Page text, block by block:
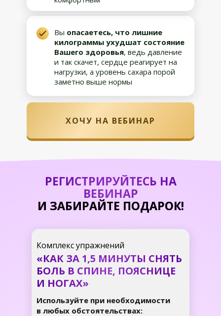
ХОЧУ НА ВЕБИНАР
Вы опасаетесь, что лишние
килограммы ухудшат состояние
Вашего здоровья, ведь давление
и так скачет, сердце реагирует на
нагрузки, а уровень сахара порой
заметно выше нормы
РЕГИСТРИРУЙТЕСЬ НА
ВЕБИНАР
И ЗАБИРАЙТЕ ПОДАРОК!
«КАК ЗА 1,5 МИНУТЫ СНЯТЬ
БОЛЬ В СПИНЕ, ПОЯСНИЦЕ
И НОГАХ»
Комплекс упражнений
Используйте при необходимости
в любых обстоятельствах: